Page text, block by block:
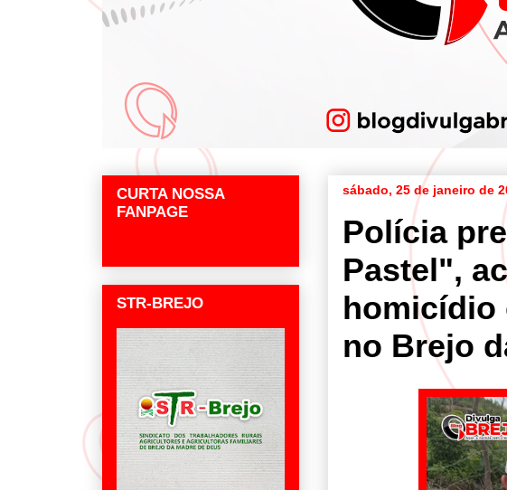
sábado, 25 de janeiro de
Polícia
Pastel",
homicídio
no Brejo
CURTA NOSSA
FANPAGE
STR-BREJO